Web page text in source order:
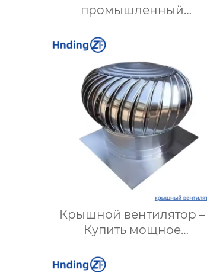
промышленный
решение для надежной
вентиляции
Крышной вентилятор –
Купить мощное
вентиляции зданий и
промышленных объектов